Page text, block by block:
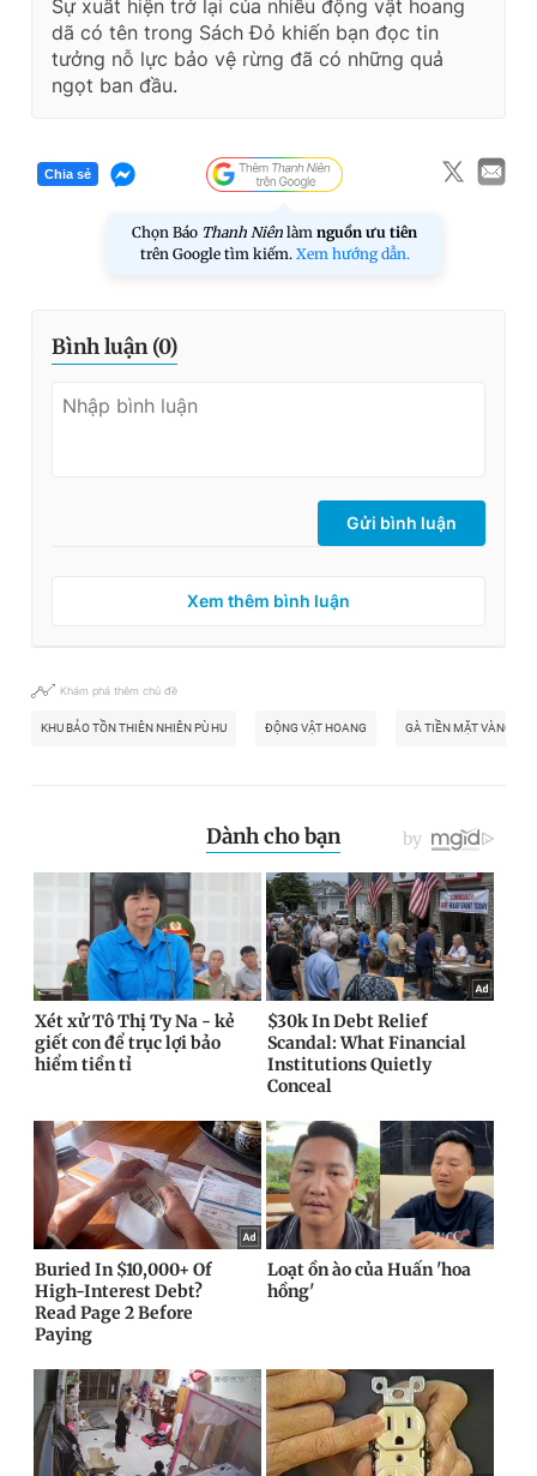
Sự xuất hiện trở lại của nhiều động vật hoang
dã có tên trong Sách Đỏ khiến bạn đọc tin
tưởng nỗ lực bảo vệ rừng đã có những quả
ngọt ban đầu.
Chia sẻ
Chọn Báo Thanh Niên làm nguồn ưu tiên
trên Google tìm kiếm. Xem hướng dẫn.
Bình luận (0)
Gửi bình luận
Xem thêm bình luận
Khám phá thêm chủ đề
KHU BẢO TỒN THIÊN NHIÊN PÙ HU ĐỘNG VẬT HOANG GÀ TIỀN MẶT VÀNG